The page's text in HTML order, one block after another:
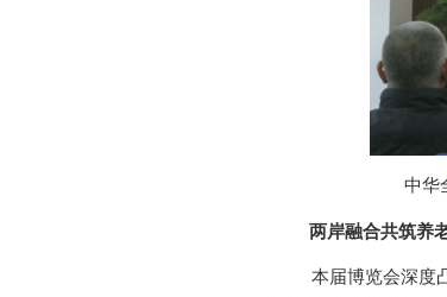
中华
两岸融合共筑养
本届博览会深度